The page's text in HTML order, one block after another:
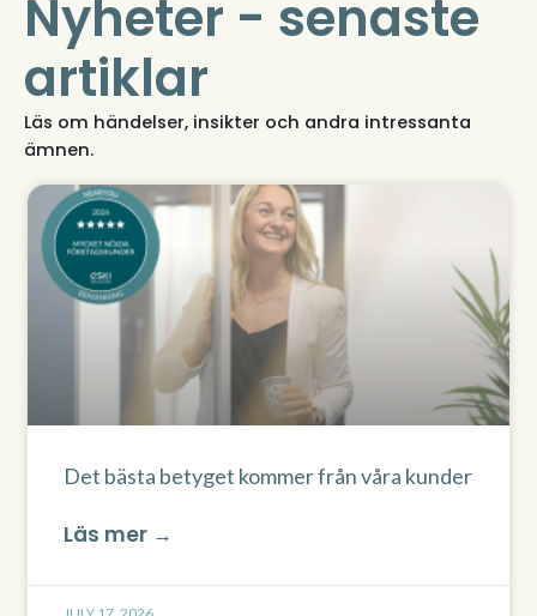
Nyheter - senaste
artiklar
Läs om händelser, insikter och andra intressanta
ämnen.
Det bästa betyget kommer från våra kunder
Läs mer →